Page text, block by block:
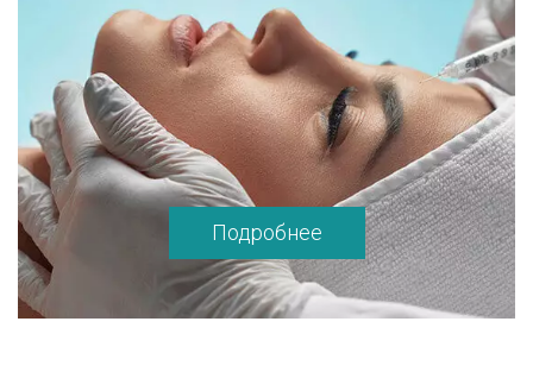
Подробнее